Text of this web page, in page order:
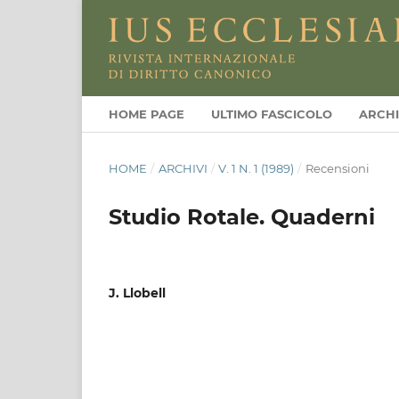
HOME PAGE ULTIMO FASCICOLO
HOME / ARCHIVI / V. 1 N. 1 (1989) / Recensioni
Studio Rotale. Quaderni
J. Llobell